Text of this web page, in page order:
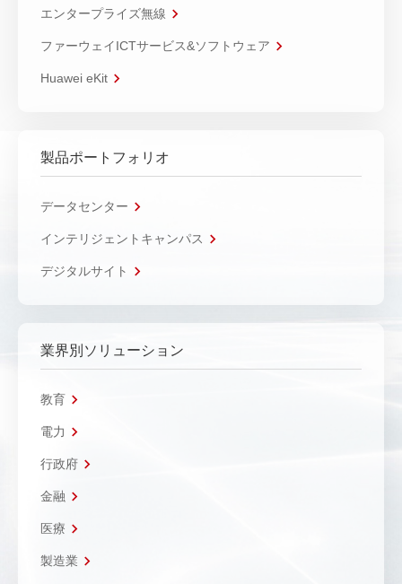
エンタープライズ無線
ファーウェイICTサービス&ソフトウェア
Huawei eKit
製品ポートフォリオ
データセンター
インテリジェントキャンパス
デジタルサイト
業界別ソリューション
教育
電力
行政府
金融
医療
製造業